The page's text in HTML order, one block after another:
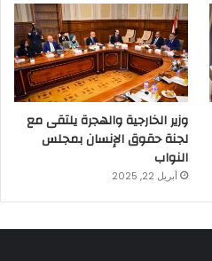
وزير الخارجية والهجرة يلتقى مع
لجنة حقوق الإنسان بمجلس
النواب
أبريل 22, 2025